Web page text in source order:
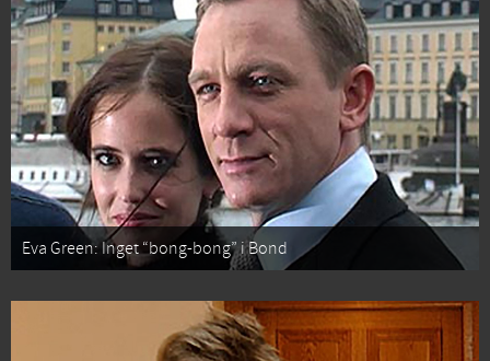
Eva Green: Inget “bong-bong” i Bond